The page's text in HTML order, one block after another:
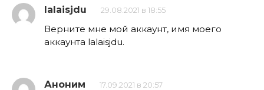
lalaisjdu 29.08.2021 в 18:55
Верните мне мой аккаунт, имя моего
аккаунта lalaisjdu.
Аноним 17.09.2021 в 20:57